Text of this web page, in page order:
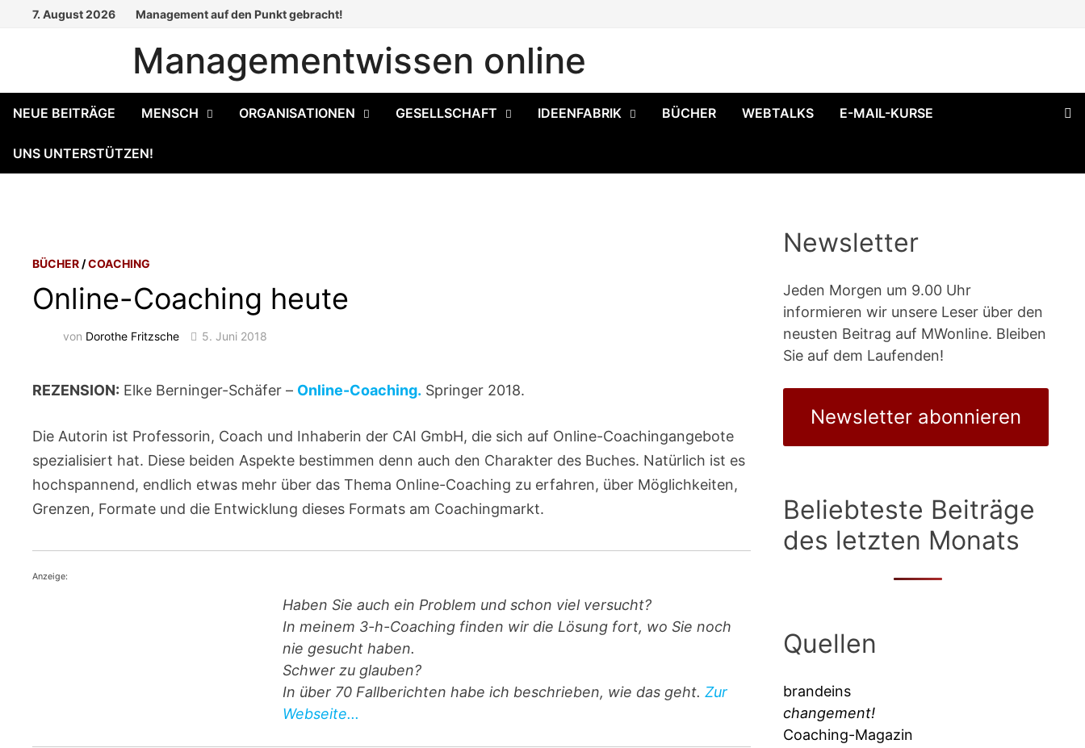
7. August 2026 Management auf den Punkt gebracht!
Managementwissen online
NEUE BEITRÄGE MENSCH ORGANISATIONEN GESELLSCHAFT IDEENFABRIK BÜCHER WEBTALKS E-MAIL-KURSE
UNS UNTERSTÜTZEN!
BÜCHER /COACHING
Online-Coaching heute
von Dorothe Fritzsche 5. Juni 2018
REZENSION: Elke Berninger-Schäfer – Online-Coaching. Springer 2018.
Die Autorin ist Professorin, Coach und Inhaberin der CAI GmbH, die sich auf Online-Coachingangebote
spezialisiert hat. Diese beiden Aspekte bestimmen denn auch den Charakter des Buches. Natürlich ist es
hochspannend, endlich etwas mehr über das Thema Online-Coaching zu erfahren, über Möglichkeiten,
Grenzen, Formate und die Entwicklung dieses Formats am Coachingmarkt.
Anzeige:
Haben Sie auch ein Problem und schon viel versucht?
In meinem 3-h-Coaching finden wir die Lösung fort, wo Sie noch
nie gesucht haben.
Schwer zu glauben?
In über 70 Fallberichten habe ich beschrieben, wie das geht.Zur
Webseite...
Newsletter
Jeden Morgen um 9.00 Uhr
informieren wir unsere Leser über den
neusten Beitrag auf MWonline. Bleiben
Sie auf dem Laufenden!
Newsletter abonnieren
Beliebteste Beiträge
des letzten Monats
Quellen
brandeins
changement!
Coaching-Magazin